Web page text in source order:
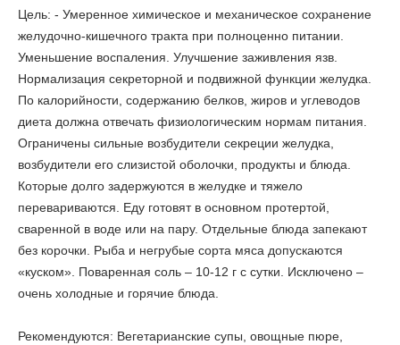
Цель: - Умеренное химическое и механическое сохранение
желудочно-кишечного тракта при полноценно питании.
Уменьшение воспаления. Улучшение заживления язв.
Нормализация секреторной и подвижной функции желудка.
По калорийности, содержанию белков, жиров и углеводов
диета должна отвечать физиологическим нормам питания.
Ограничены сильные возбудители секреции желудка,
возбудители его слизистой оболочки, продукты и блюда.
Которые долго задержуются в желудке и тяжело
перевариваются. Еду готовят в основном протертой,
сваренной в воде или на пару. Отдельные блюда запекают
без корочки. Рыба и негрубые сорта мяса допускаются
«куском». Поваренная соль – 10-12 г с сутки. Исключено –
очень холодные и горячие блюда.
Рекомендуются: Вегетарианские супы, овощные пюре,